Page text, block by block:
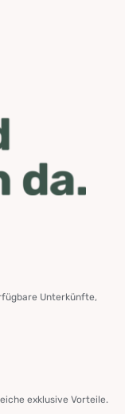
Unterkünfte,
exklusive Vorteile.